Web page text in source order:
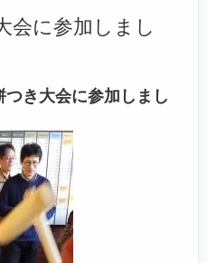
会に参加しまし
つき大会に参加しまし